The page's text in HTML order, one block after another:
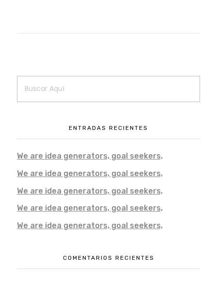
ENTRADAS RECIENTES
We are idea generators, goal seekers,
We are idea generators, goal seekers,
We are idea generators, goal seekers,
We are idea generators, goal seekers,
We are idea generators, goal seekers,
COMENTARIOS RECIENTES